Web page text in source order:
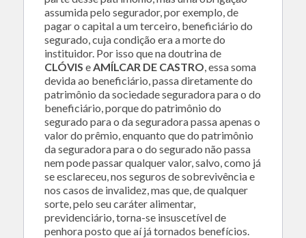
assumida pelo segurador, por exemplo, de
pagar o capital a um terceiro, beneficiário do
segurado, cuja condição era a morte do
instituidor. Por isso que na doutrina de
CLÓVIS eAMÍLCAR DE CASTRO, essa soma
devida ao beneficiário, passa diretamente do
patrimônio da sociedade seguradora para o do
beneficiário, porque do patrimônio do
segurado para o da seguradora passa apenas o
valor do prêmio, enquanto que do patrimônio
da seguradora para o do segurado não passa
nem pode passar qualquer valor, salvo, como já
se esclareceu, nos seguros de sobrevivência e
nos casos de invalidez, mas que, de qualquer
sorte, pelo seu caráter alimentar,
previdenciário, torna-se insuscetível de
penhora posto que aí já tornados benefícios.